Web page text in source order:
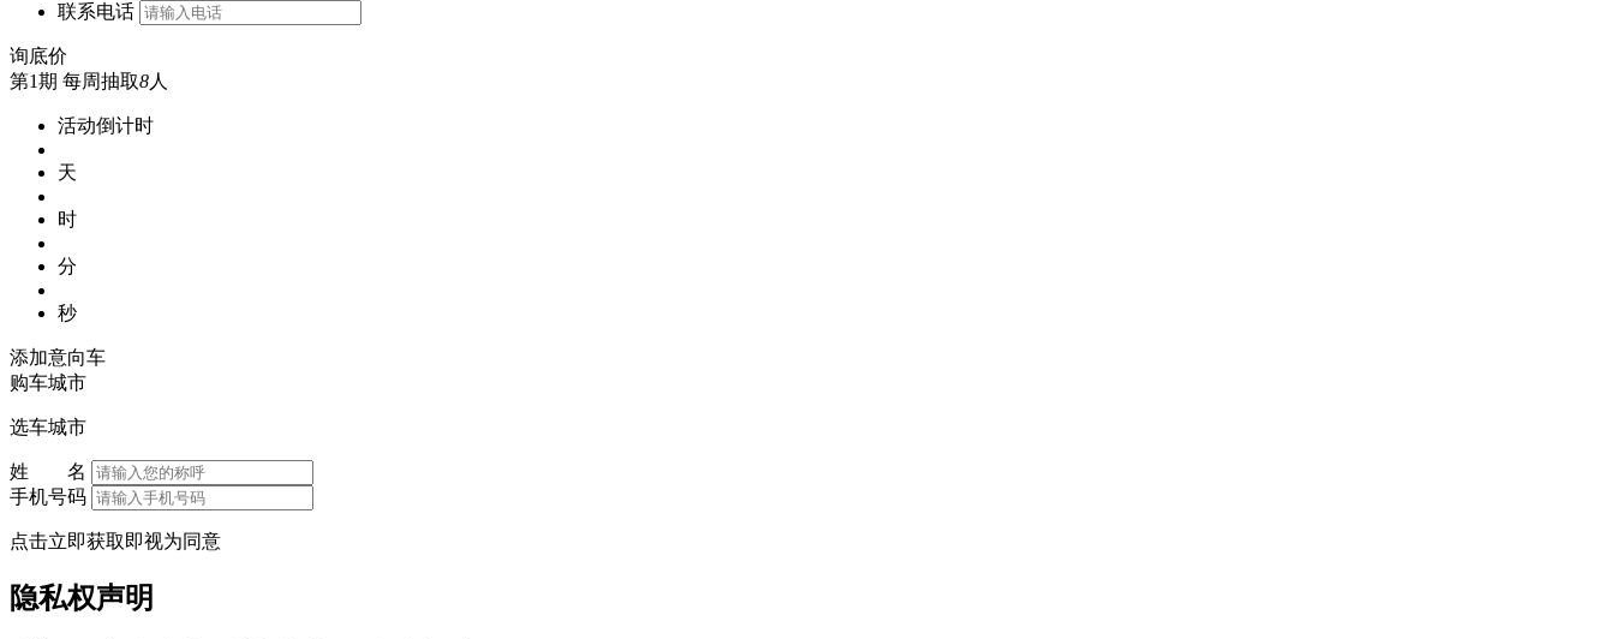
联系电话
询底价
第1期 每周抽取8人
活动倒计时
天
时
分
秒
添加意向车
购车城市
选车城市
姓 名
手机号码
点击立即获取即视为同意
隐私权声明